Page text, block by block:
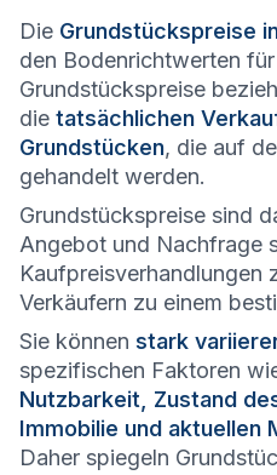
Die Grundstückspreise
den Bodenrichtwerten
Grundstückspreise
die tatsächlichen
Grundstücken, die auf
gehandelt werden.
Grundstückspreise sind
Angebot und Nachfrage
Kaufpreisverhandlungen
Verkäufern zu einem
Sie können stark
spezifischen Faktoren
Nutzbarkeit, Zustand
Immobilie und aktuellen
Daher spiegeln